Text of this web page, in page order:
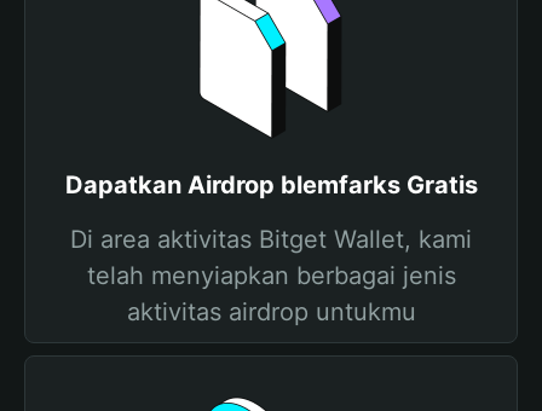
Dapatkan Airdrop blemfarks Gratis
Di area aktivitas Bitget Wallet, kami
telah menyiapkan berbagai jenis
aktivitas airdrop untukmu